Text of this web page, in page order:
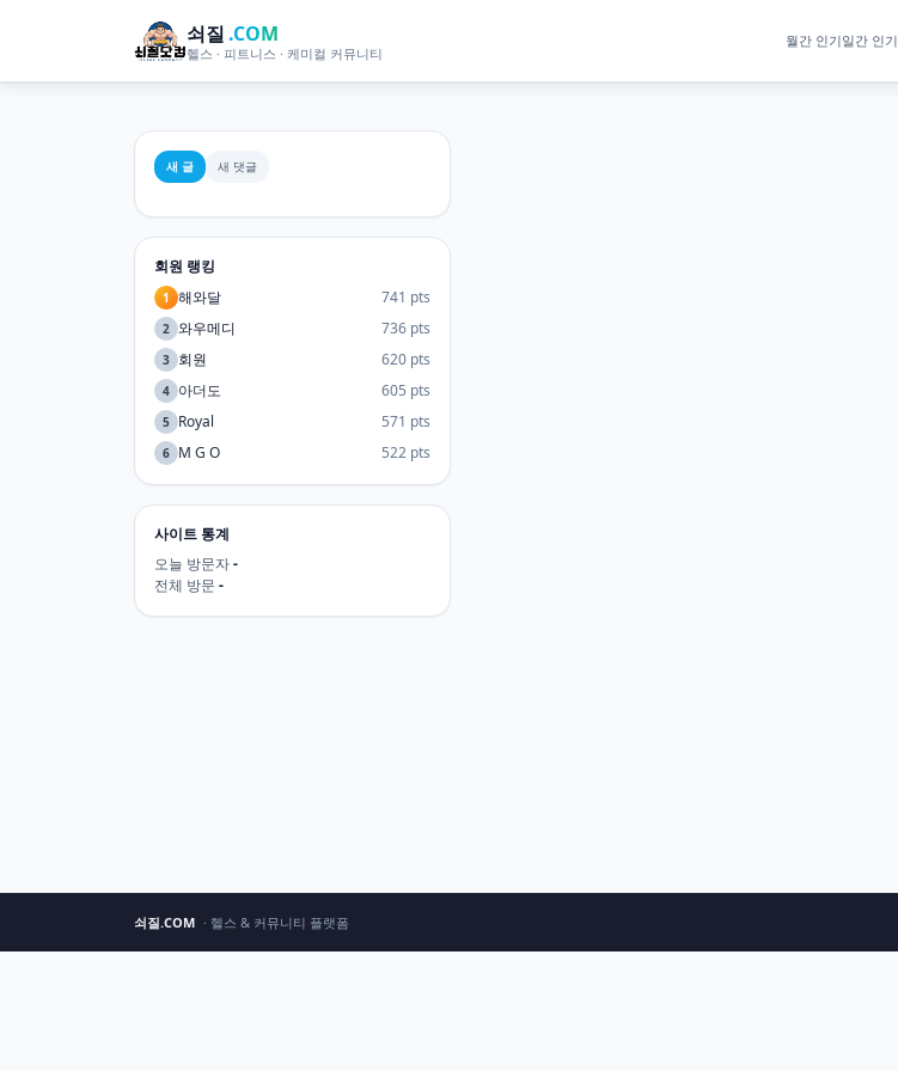
쇠질 .COM
헬스 · 피트니스 · 케미컬 커뮤니티
월간 인기일간 인기
새 글 새 댓글
회원 랭킹
1 해와달 741 pts
2 와우메디 736 pts
3 회원 620 pts
4 아더도 605 pts
5 Royal 571 pts
6 M G O 522 pts
사이트 통계
오늘 방문자-
전체 방문 -
쇠질.COM · 헬스 & 커뮤니티 플랫폼